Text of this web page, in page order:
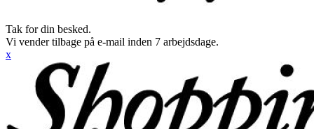
Tak for din besked.
Vi vender tilbage på e-mail inden 7 arbejdsdage.
x